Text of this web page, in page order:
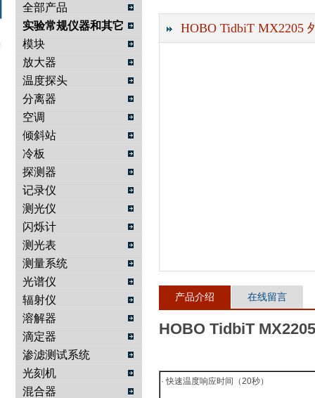
武汉提沃克科技有限公司
全部产品
实验常规仪器和其它
模块
放大器
温度探头
分离器
空调
倾斜站
冷板
探测器
记录仪
测光仪
闪烁计
测光表
测量系统
光谱仪
辐射仪
溶解器
滴定器
渗滤测试系统
光刻机
混合器
HOBO TidbiT MX2205
产品介绍 在线留言
HOBO TidbiT
· 快速温度响应时间（20秒）